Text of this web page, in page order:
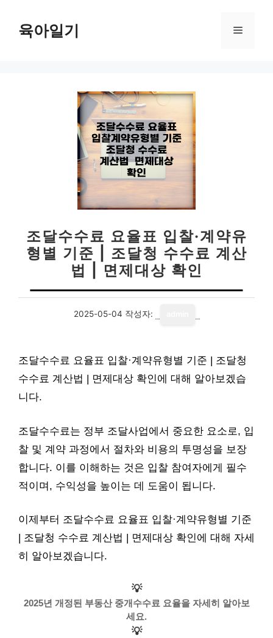
육아일기 메
조달수수료 요율표 입찰·계약유
형별 기준 | 조달청 수수료 계산
법 | 면제대상 확인
2025-05-04 작성자:
조달수수료 요율표 입찰·계약유형별 기준 | 조달청
수수료 계산법 | 면제대상 확인에 대해 알아보겠습
니다.
조달수수료는 정부 조달사업에서 중요한 요소로, 입
찰 및 계약 과정에서 절차와 비용의 투명성을 보장
합니다. 이를 이해하는 것은 입찰 참여자에게 필수
적이며, 수익성을 높이는 데 도움이 됩니다.
이제부터 조달수수료 요율표 입찰·계약유형별 기준
| 조달청 수수료 계산법 | 면제대상 확인에 대해 자세
히 알아보겠습니다.
💡
2025년 개정된 부동산 중개수수료 요율을 자세히 알아보
세요.
💡